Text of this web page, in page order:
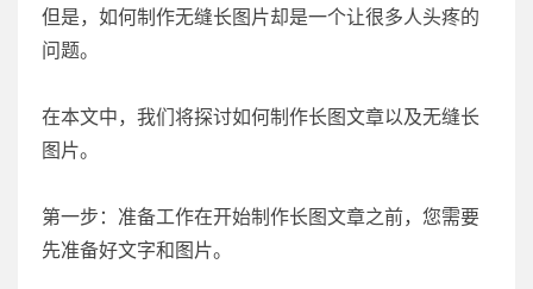
但是，如何制作无缝长图片却是一个让很多人头疼的
问题。
在本文中，我们将探讨如何制作长图文章以及无缝长
图片。
第一步：准备工作在开始制作长图文章之前，您需要
先准备好文字和图片。